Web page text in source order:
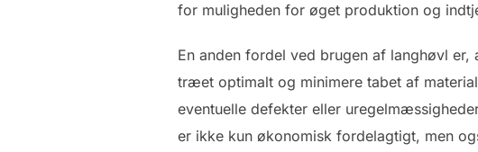
for muligheden for øget produktion og
En anden fordel ved brugen af langhøvl
træet optimalt og minimere tabet af
eventuelle defekter eller
er ikke kun økonomisk fordelagtigt, men